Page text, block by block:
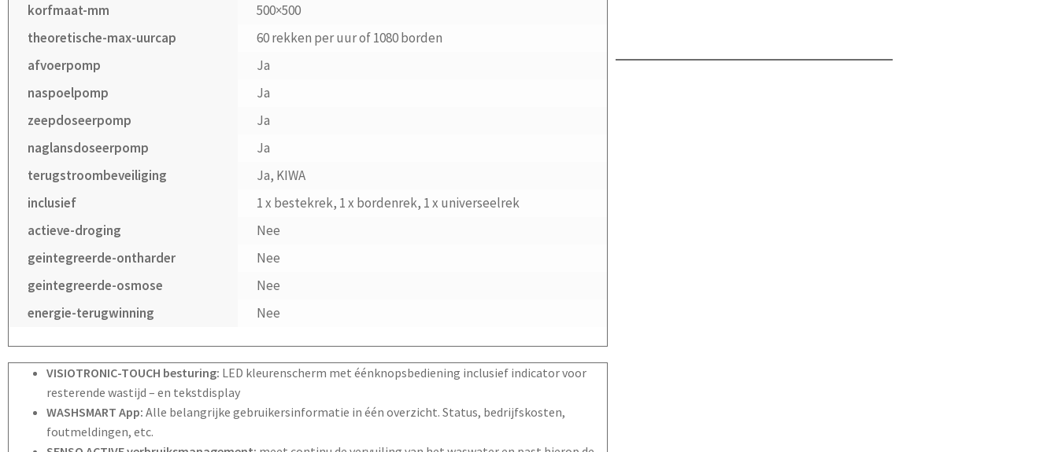
korfmaat-mm
500×500
theoretische-max-uurcap
60 rekken per uur of 1080 borden
afvoerpomp
Ja
naspoelpomp
Ja
zeepdoseerpomp
Ja
naglansdoseerpomp
Ja
terugstroombeveiliging
Ja, KIWA
inclusief
1 x bestekrek, 1 x bordenrek, 1 x universeelrek
actieve-droging
Nee
geintegreerde-ontharder
Nee
geintegreerde-osmose
Nee
energie-terugwinning
Nee
VISIOTRONIC-TOUCH besturing: LED kleurenscherm met éénknopsbediening inclusief indicator voor
resterende wastijd – en tekstdisplay
WASHSMART App: Alle belangrijke gebruikersinformatie in één overzicht. Status, bedrijfskosten,
foutmeldingen, etc.